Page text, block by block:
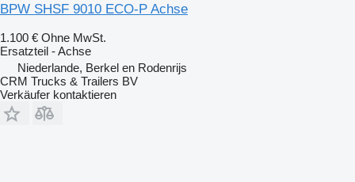
BPW SHSF 9010 ECO-P Achse
1.100 € Ohne MwSt.
Ersatzteil - Achse
Niederlande, Berkel en Rodenrijs
CRM Trucks & Trailers BV
Verkäufer kontaktieren